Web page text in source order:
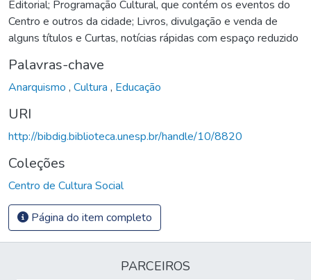
Editorial; Programação Cultural, que contém os eventos do
Centro e outros da cidade; Livros, divulgação e venda de
alguns títulos e Curtas, notícias rápidas com espaço reduzido
Palavras-chave
Anarquismo , Cultura , Educação
URI
http://bibdig.biblioteca.unesp.br/handle/10/8820
Coleções
Centro de Cultura Social
Página do item completo
PARCEIROS